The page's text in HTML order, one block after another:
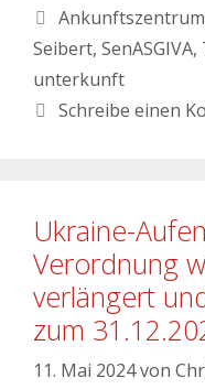
Ankunftszentrum
Seibert, SenASGIVA,
unterkunft
Schreibe einen
Ukraine-
Verordnung
verlängert
zum
11. Mai 2024von